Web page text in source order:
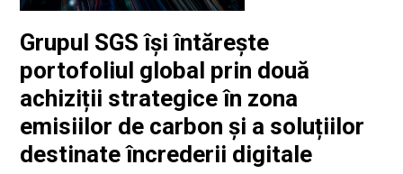
Grupul SGS își întărește
portofoliul global prin două
achiziții strategice în zona
emisiilor de carbon și a soluțiilor
destinate încrederii digitale